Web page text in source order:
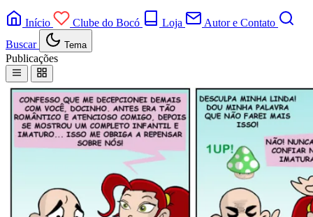
Início Clube do Bocó Loja
Autor e Contato
Buscar
Tema
Publicações